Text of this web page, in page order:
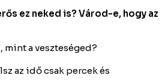
ez neked is? Várod-e, hogy az
mint a veszteséged?
az idő csak percek és